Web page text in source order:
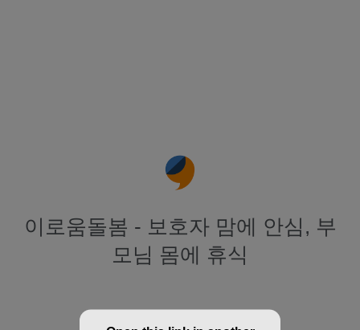
이로움돌봄 - 보호자 맘에 안심, 부
모님 몸에 휴식